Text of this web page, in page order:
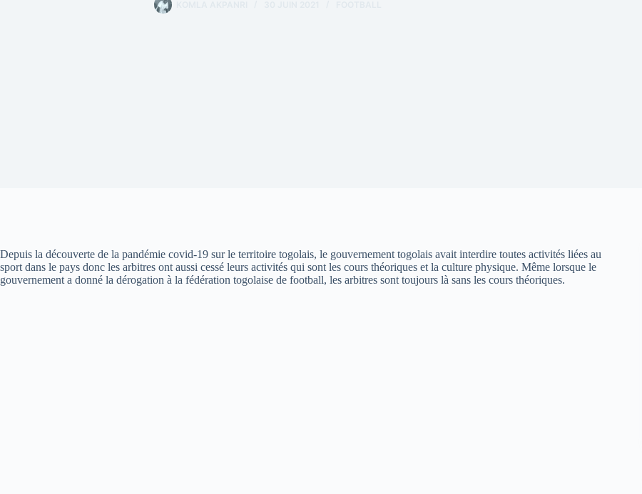
Depuis la découverte de la pandémie covid-19 sur le territoire togolais, le gouvernement togolais avait interdire toutes activités liées au
sport dans le pays donc les arbitres ont aussi cessé leurs activités qui sont les cours théoriques et la culture physique. Même lorsque le
gouvernement a donné la dérogation à la fédération togolaise de football, les arbitres sont toujours là sans les cours théoriques.